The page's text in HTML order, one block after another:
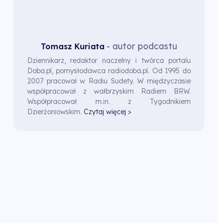
Tomasz Kuriata - autor podcastu
Dziennikarz, redaktor naczelny i twórca portalu
Doba.pl, pomysłodawca radiodoba.pl. Od 1995 do
2007 pracował w Radiu Sudety. W międzyczasie
współpracował z wałbrzyskim Radiem BRW.
Współpracował m.in. z Tygodnikiem
Dzierżoniowskim. Czytaj więcej >